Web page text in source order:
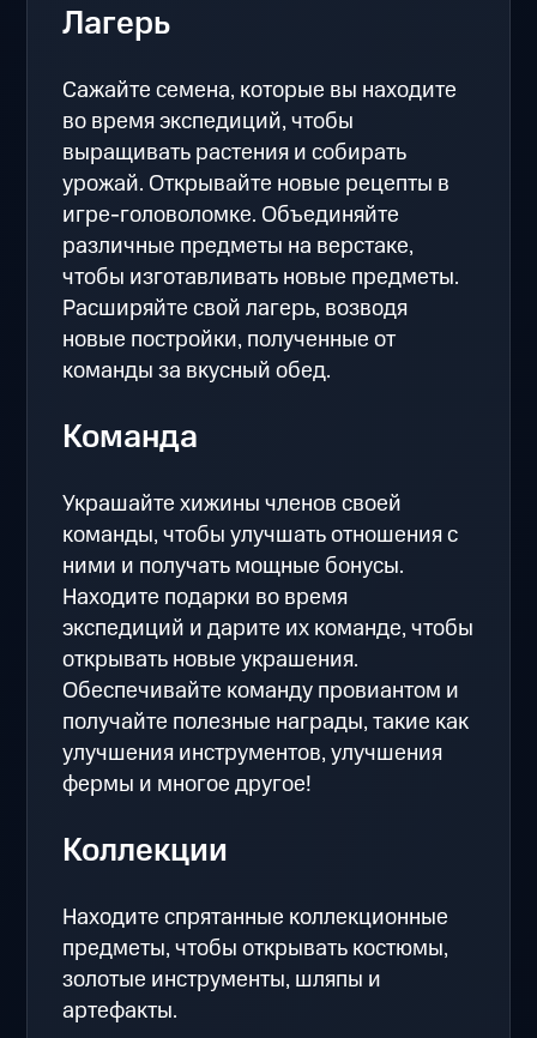
Лагерь
Сажайте семена, которые вы находите
во время экспедиций, чтобы
выращивать растения и собирать
урожай. Открывайте новые рецепты в
игре-головоломке. Объединяйте
различные предметы на верстаке,
чтобы изготавливать новые предметы.
Расширяйте свой лагерь, возводя
новые постройки, полученные от
команды за вкусный обед.
Команда
Украшайте хижины членов своей
команды, чтобы улучшать отношения с
ними и получать мощные бонусы.
Находите подарки во время
экспедиций и дарите их команде, чтобы
открывать новые украшения.
Обеспечивайте команду провиантом и
получайте полезные награды, такие как
улучшения инструментов, улучшения
фермы и многое другое!
Коллекции
Находите спрятанные коллекционные
предметы, чтобы открывать костюмы,
золотые инструменты, шляпы и
артефакты.